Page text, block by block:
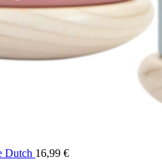
Dutch 16,99 €